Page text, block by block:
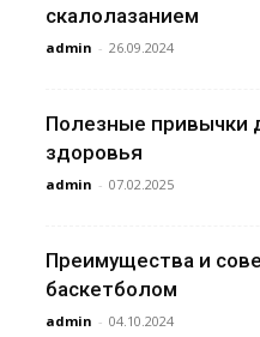
скалолазанием
admin - 26.09.2024
Полезные привычки
здоровья
admin - 07.02.2025
Преимущества и
баскетболом
admin - 04.10.2024